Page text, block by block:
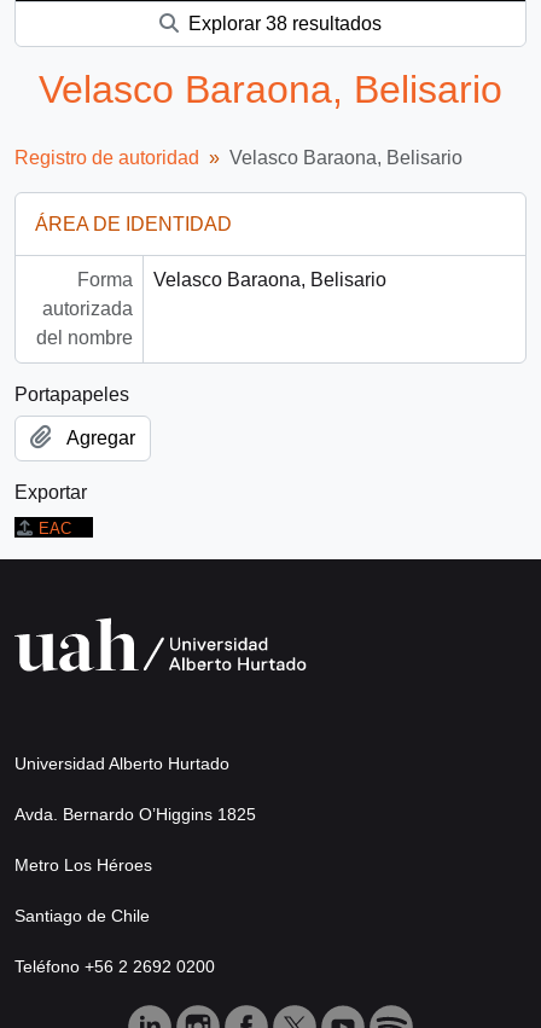
Explorar 38 resultados
Velasco Baraona, Belisario
Registro de autoridad Velasco Baraona, Belisario
ÁREA DE IDENTIDAD
Forma
autorizada
del nombre
Velasco Baraona, Belisario
Portapapeles
Agregar
Exportar
EAC
Universidad Alberto Hurtado
Avda. Bernardo O’Higgins 1825
Metro Los Héroes
Santiago de Chile
Teléfono +56 2 2692 0200